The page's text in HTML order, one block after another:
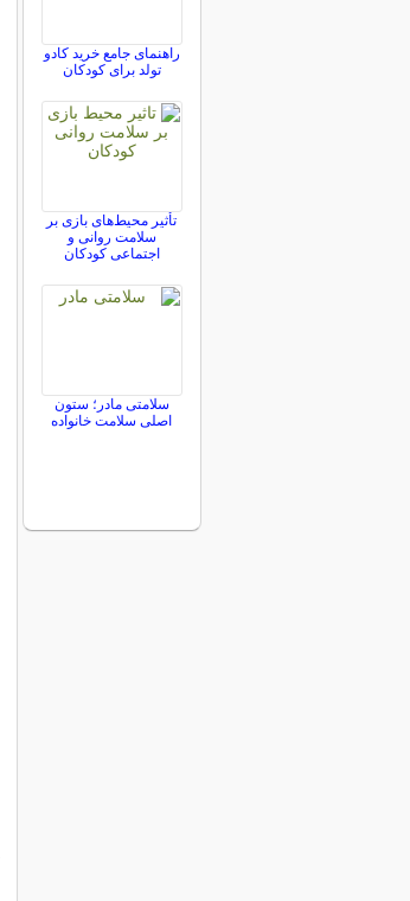
راهنمای جامع خرید کادو
تولد برای کودکان
تأثیر محیط‌های بازی بر
سلامت روانی و
اجتماعی کودکان
سلامتی مادر؛ ستون
اصلی سلامت خانواده